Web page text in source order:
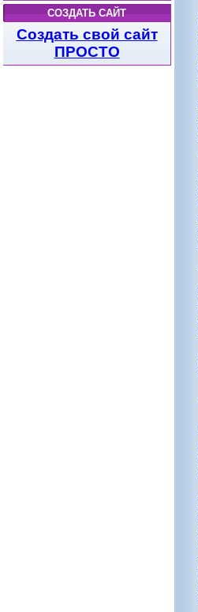
СОЗДАТЬ САЙТ
Создать свой сайт
ПРОСТО